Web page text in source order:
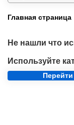
Главная страница
Не нашли что
Используйте
Перейти